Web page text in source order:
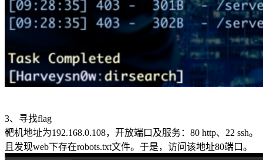
3、寻找flag
靶机地址为192.168.0.108，开放端口及服务：80 http、22 ssh。
且发现web下存在robots.txt文件。于是，访问该地址80端口。